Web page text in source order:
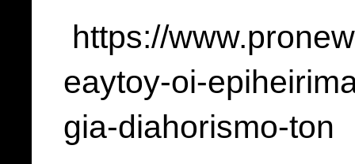
https://
eaytoy-oi-
gia-diahorismo-ton